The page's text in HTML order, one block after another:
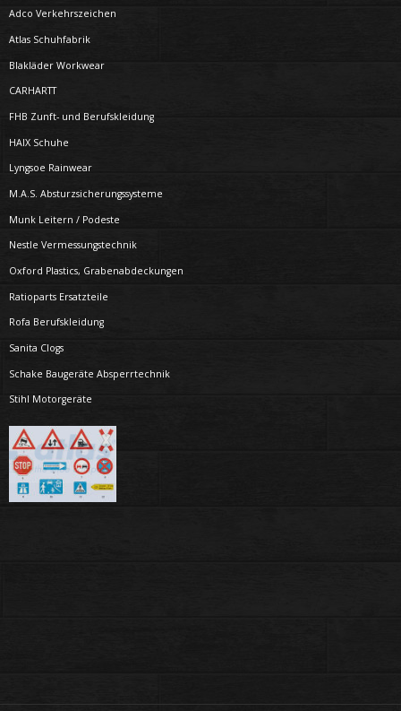
Adco Verkehrszeichen
Atlas Schuhfabrik
Blakläder Workwear
CARHARTT
FHB Zunft- und Berufskleidung
HAIX Schuhe
Lyngsoe Rainwear
M.A.S. Absturzsicherungssysteme
Munk Leitern / Podeste
Nestle Vermessungstechnik
Oxford Plastics, Grabenabdeckungen
Ratioparts Ersatzteile
Rofa Berufskleidung
Sanita Clogs
Schake Baugeräte Absperrtechnik
Stihl Motorgeräte